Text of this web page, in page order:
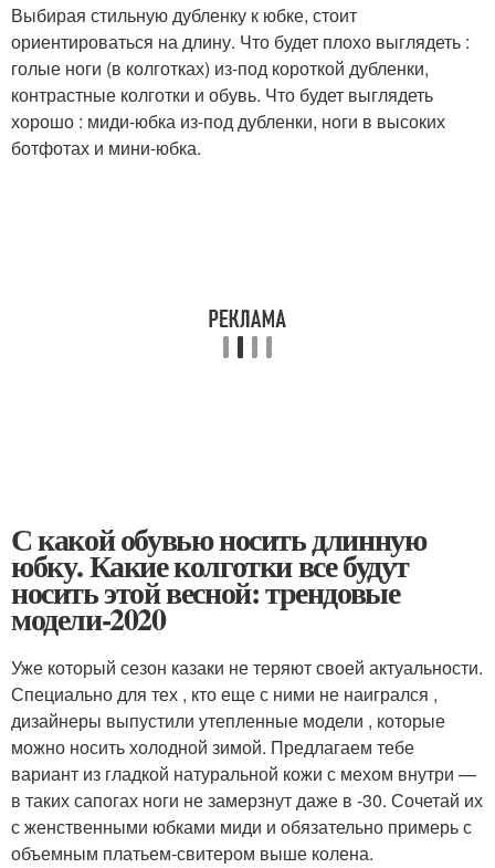
Выбирая стильную дубленку к юбке, стоит
ориентироваться на длину. Что будет плохо выглядеть :
голые ноги (в колготках) из-под короткой дубленки,
контрастные колготки и обувь. Что будет выглядеть
хорошо : миди-юбка из-под дубленки, ноги в высоких
ботфотах и мини-юбка.
С какой обувью носить длинную
юбку. Какие колготки все будут
носить этой весной: трендовые
модели-2020
Уже который сезон казаки не теряют своей актуальности.
Специально для тех , кто еще с ними не наигрался ,
дизайнеры выпустили утепленные модели , которые
можно носить холодной зимой. Предлагаем тебе
вариант из гладкой натуральной кожи с мехом внутри —
в таких сапогах ноги не замерзнут даже в -30. Сочетай их
с женственными юбками миди и обязательно примерь с
объемным платьем-свитером выше колена.